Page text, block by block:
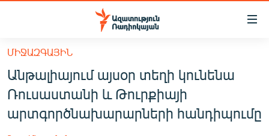
Մատչելիության
հիմնական
բովանդակությանը
Անցնել
հիմնական
մենյուին
ՀԱՅԱՍՏԱՆ
ՔԱՂԱՔԱԿԱՆ
ՄԻՋԱԶԳԱՅԻՆ
Անթալիայում այսօր տեղի կունենա
Ռուսաստանի և Թուրքիայի
արտգործնախարարների հանդիպումը